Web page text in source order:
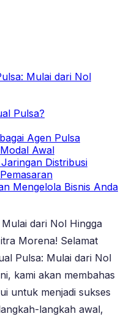
Mulai dari Nol
Pulsa?
Agen Pulsa
Awal
Distribusi
Mengelola Bisnis Anda
dari Nol Hingga
Morena! Selamat
Pulsa: Mulai dari Nol
kami akan membahas
untuk menjadi sukses
langkah awal,